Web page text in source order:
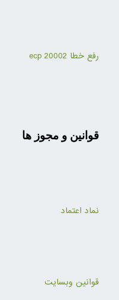
رفع خطا ecp 20002
قوانین و مجوز ها
نماد اعتماد
قوانین وبسایت